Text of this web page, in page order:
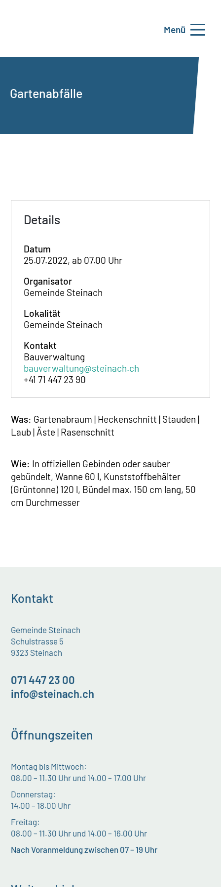
Menü
Gartenabfälle
Details
Datum
25.07.2022, ab 07.00 Uhr
Organisator
Gemeinde Steinach
Lokalität
Gemeinde Steinach
Kontakt
Bauverwaltung
bauverwaltung@steinach.ch
+41 71 447 23 90
Was: Gartenabraum | Heckenschnitt | Stauden |
Laub | Äste | Rasenschnitt
Wie: In offiziellen Gebinden oder sauber
gebündelt, Wanne 60 l, Kunststoffbehälter
(Grüntonne) 120 l, Bündel max. 150 cm lang, 50
cm Durchmesser
Kontakt
Gemeinde Steinach
Schulstrasse 5
9323 Steinach
071 447 23 00
info@steinach.ch
Öffnungszeiten
Montag bis Mittwoch:
08.00 – 11.30 Uhr und 14.00 – 17.00 Uhr
Donnerstag:
14.00 – 18.00 Uhr
Freitag:
08.00 – 11.30 Uhr und 14.00 – 16.00 Uhr
Nach Voranmeldung zwischen 07 – 19 Uhr